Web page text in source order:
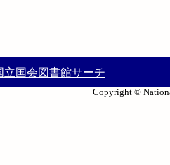
立国会図書館サーチ
Copyright ©